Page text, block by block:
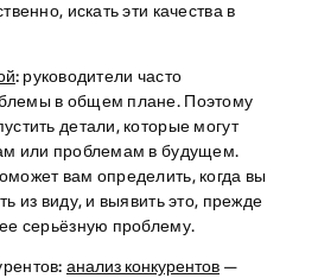
искать эти качества в
:руководители часто
в общем плане. Поэтому
детали, которые могут
или проблемам в будущем.
вам определить, когда вы
из виду, и выявить это, прежде
серьёзную проблему.
анализ конкурентов—